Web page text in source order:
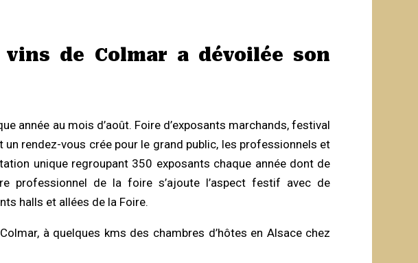
de Colmar a dévoilée son
année au mois d’août. Foire d’exposants marchands, festival
rendez-vous crée pour le grand public, les professionnels et
unique regroupant 350 exposants chaque année dont de
professionnel de la foire s’ajoute l’aspect festif avec de
halls et allées de la Foire.
à quelques kms des chambres d’hôtes en Alsace chez